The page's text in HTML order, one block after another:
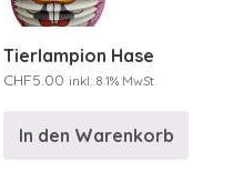
Tierlampion Hase
CHF5.00 inkl. 8.1% MwSt.
In den Warenkorb